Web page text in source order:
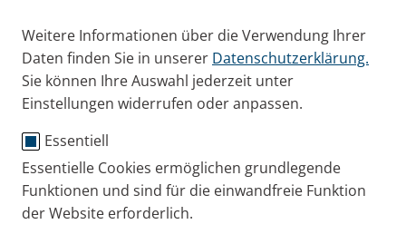
Weitere Informationen über die Verwendung Ihrer
Daten finden Sie in unserer Datenschutzerklärung.
Sie können Ihre Auswahl jederzeit unter
Einstellungen widerrufen oder anpassen.
Essentiell
Essentielle Cookies ermöglichen grundlegende
Funktionen und sind für die einwandfreie Funktion
der Website erforderlich.
Erbkrankheit PCD.
Publiziert
Di. 01. Dezember 2020
Erfahrungsberichte Wissen